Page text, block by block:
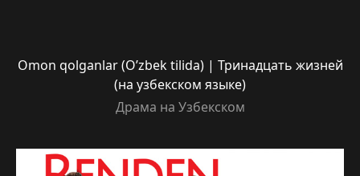
Omon qolganlar (O’zbek tilida) | Тринадцать жизней
(на узбекском языке)
Драма на Узбекском